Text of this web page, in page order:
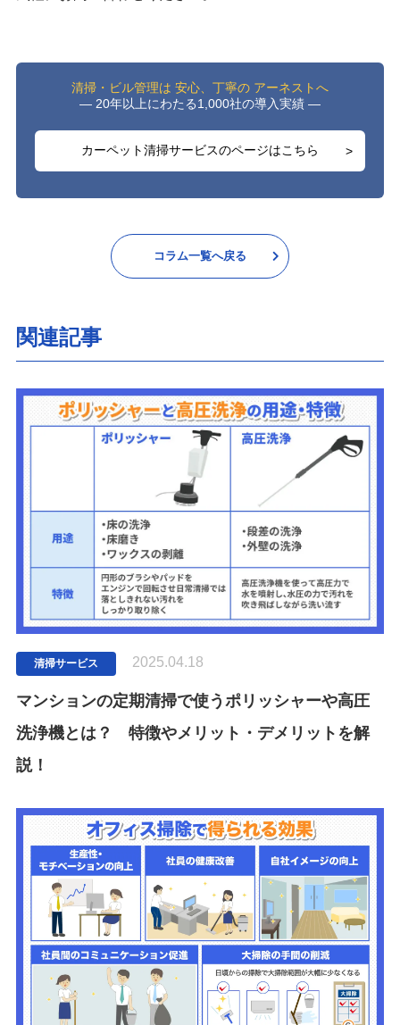
清掃・ビル管理は 安心、丁寧の アーネストへ
― 20年以上にわたる1,000社の導入実績 ―
カーペット清掃サービスのページはこちら
コラム一覧へ戻る
関連記事
清掃サービス 2025.04.18
マンションの定期清掃で使うポリッシャーや高圧
洗浄機とは？ 特徴やメリット・デメリットを解
説！